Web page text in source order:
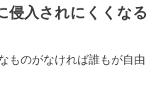
侵入されにくくなる
ものがなければ誰もが自由